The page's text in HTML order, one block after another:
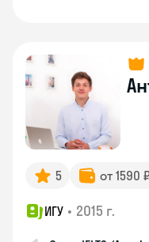
5 от 1590
ИГУ • 2015 г.